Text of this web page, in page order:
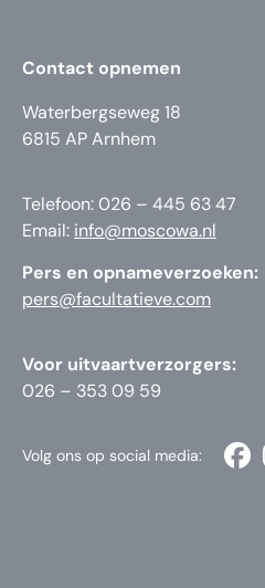
Contact opnemen
Waterbergseweg 18
6815 AP Arnhem
Telefoon: 026 – 445 63 47
Email: info@moscowa.nl
Pers en opnameverzoeken:
pers@facultatieve.com
Voor uitvaartverzorgers:
026 – 353 09 59
Volg ons op social media: